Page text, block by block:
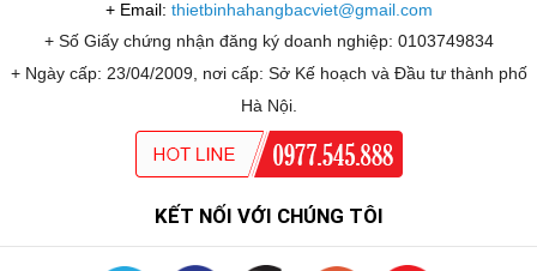
+ Email: thietbinhahangbacviet@gmail.com
+ Số Giấy chứng nhận đăng ký doanh nghiệp: 0103749834
+ Ngày cấp: 23/04/2009, nơi cấp: Sở Kế hoạch và Đầu tư thành phố
Hà Nội.
KẾT NỐI VỚI CHÚNG TÔI